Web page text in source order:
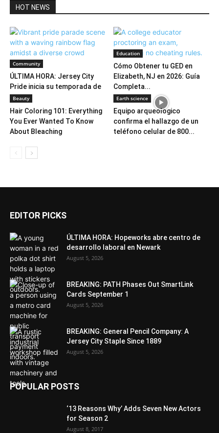
HOT NEWS
Community
ÚLTIMA HORA: Jersey City
Pride inicia su temporada de
verano
Education
Cómo Obtener tu GED en
Elizabeth, NJ en 2026: Guía
Completa...
Beauty
Hair Coloring 101: Everything
You Ever Wanted To Know
About Bleaching
Earth science
Equipo arqueológico
confirma el hallazgo de un
teléfono celular de 800...
EDITOR PICKS
ÚLTIMA HORA: Hopeworks abre centro de
desarrollo laboral en Newark
August 5, 2026
BREAKING: PATH Phases Out SmartLink
Cards September 1
August 5, 2026
BREAKING: General Pencil Company: A
Jersey City Staple Since 1889
August 5, 2026
POPULAR POSTS
‘13 Reasons Why’ Adds Seven New Actors
for Season 2
August 8, 2017